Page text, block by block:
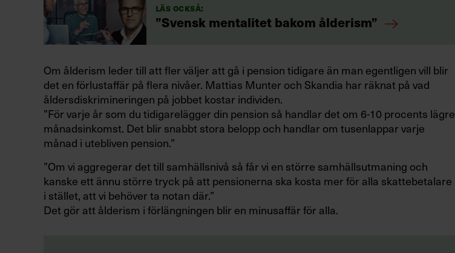
Läs också:
”Svensk mentalitet bakom ålderism”
Om ålderism leder till att fler väljer att gå i pension tidigare än man egentligen vill blir
det en förlustaffär på flera nivåer. Mattias Munter och Skandia har räknat på vad
åldersdiskrimineringen på jobbet kostar individen.
”För varje år som du tidigarelägger din pension så handlar det om 6-10 procents lägre
månadsinkomst. Det blir snabbt stora belopp och handlar om tusenlappar varje
månad i utebliven pension.”
”Om vi aggregerar det till samhällsnivå så får vi en större samhällsutmaning och
kanske ett ännu större tryck på att pensionerna ska kosta mer för alla skattebetalare
i stället, att vi behöver ta notan där.”
Det gör att ålderism i förlängningen blir en minusaffär för alla.